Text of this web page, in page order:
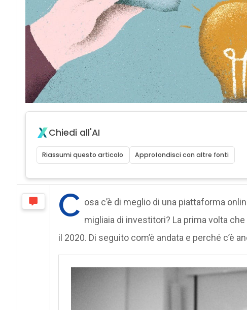
Chiedi all'AI
Riassumi questo articolo Approfondisci con altre fonti
C osa c’è di meglio di una piattaforma
migliaia di investitori? La prima volta
il 2020. Di seguito com’è andata e perché c’è